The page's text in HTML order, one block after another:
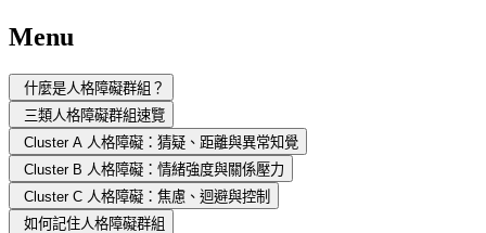
Menu
什麼是人格障礙群組？
三類人格障礙群組速覽
Cluster A 人格障礙：猜疑、距離與異常知覺
Cluster B 人格障礙：情緒強度與關係壓力
Cluster C 人格障礙：焦慮、迴避與控制
如何記住人格障礙群組